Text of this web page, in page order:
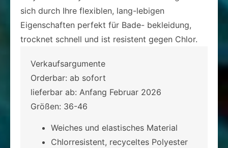
sich durch Ihre flexiblen, lang-lebigen
Eigenschaften perfekt für Bade- bekleidung,
trocknet schnell und ist resistent gegen Chlor.
Verkaufsargumente
Orderbar: ab sofort
lieferbar ab: Anfang Februar 2026
Größen: 36-46
Weiches und elastisches Material
Chlorresistent, recyceltes Polyester